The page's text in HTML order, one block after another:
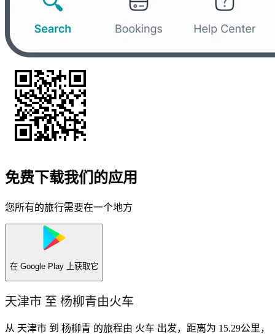
免费下载我们的应用
您所有的旅行需要在一个地方
在 Google Play 上获取它
天津市 至 杨柳青由火车
从 天津市 到 杨柳青 的旅程由 火车 出发，距离为 15.29公里，